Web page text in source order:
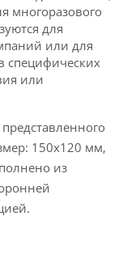
многоразового
для
или для
специфических
или
150х120 мм,
из